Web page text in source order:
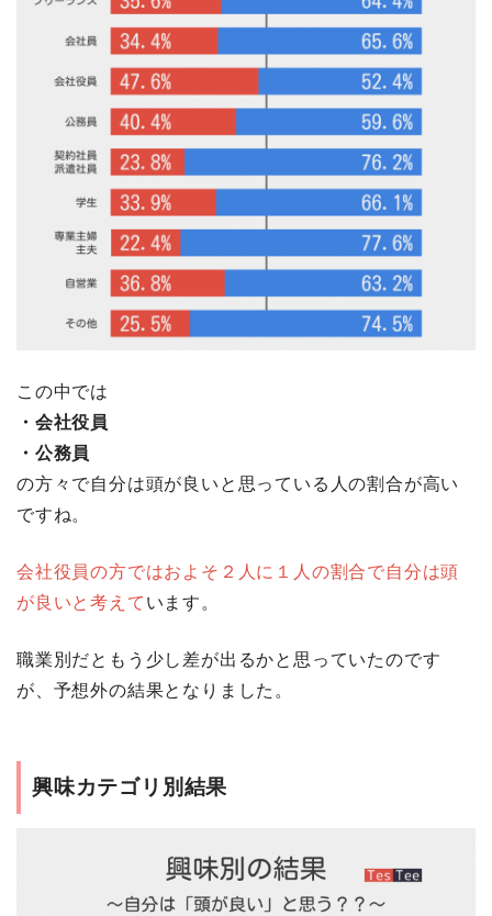
この中では
・会社役員
・公務員
の方々で自分は頭が良いと思っている人の割合が高い
ですね。
会社役員の方ではおよそ２人に１人の割合で自分は頭
が良いと考えて います。
職業別だともう少し差が出るかと思っていたのです
が、予想外の結果となりました。
興味カテゴリ別結果